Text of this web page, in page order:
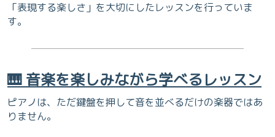
「表現する楽しさ」を大切にしたレッスンを行っていま
す。
🎹 音楽を楽しみながら学べるレッスン
ピアノは、ただ鍵盤を押して音を並べるだけの楽器ではあ
りません。